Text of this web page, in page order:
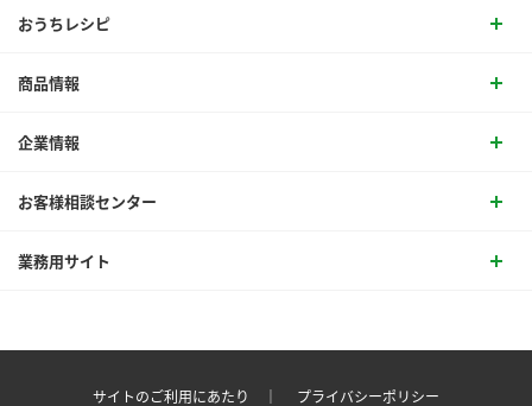
おうちレシピ
商品情報
企業情報
お客様相談センター
業務用サイト
サイトのご利用にあたり ｜ プライバシーポリシー